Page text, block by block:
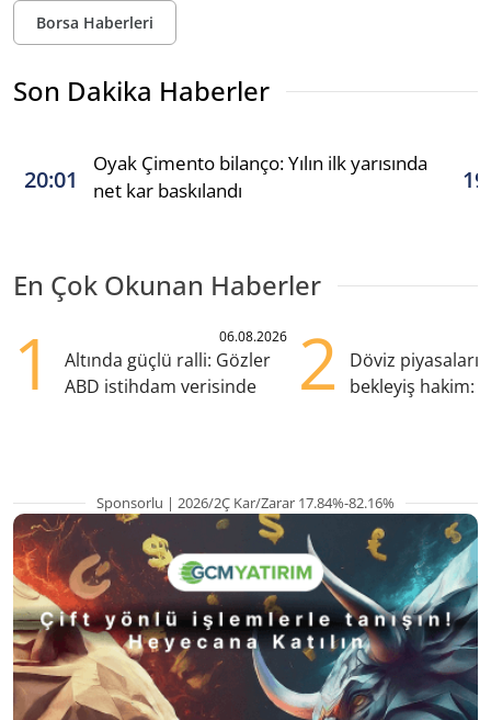
Borsa Haberleri
Son Dakika Haberler
20:01
Oyak Çimento bilanço: Yılın ilk yarısında
net kar baskılandı
En Çok Okunan Haberler
1 06.08.2026
Altında güçlü ralli: Gözler
ABD istihdam verisinde
2
Döviz
bekleyiş hakim:
Sponsorlu | 2026/2Ç Kar/Zarar 17.84%-82.16%